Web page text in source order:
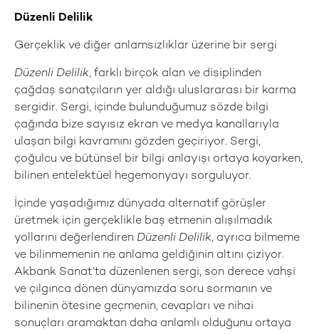
Düzenli Delilik
Gerçeklik ve diğer anlamsızlıklar üzerine bir sergi
Düzenli Delilik, farklı birçok alan ve disiplinden
çağdaş sanatçıların yer aldığı uluslararası bir karma
sergidir. Sergi, içinde bulunduğumuz sözde bilgi
çağında bize sayısız ekran ve medya kanallarıyla
ulaşan bilgi kavramını gözden geçiriyor. Sergi,
çoğulcu ve bütünsel bir bilgi anlayışı ortaya koyarken,
bilinen entelektüel hegemonyayı sorguluyor.
İçinde yaşadığımız dünyada alternatif görüşler
üretmek için gerçeklikle baş etmenin alışılmadık
yollarını değerlendiren Düzenli Delilik, ayrıca bilmeme
ve bilinmemenin ne anlama geldiğinin altını çiziyor.
Akbank Sanat’ta düzenlenen sergi, son derece vahşi
ve çılgınca dönen dünyamızda soru sormanın ve
bilinenin ötesine geçmenin, cevapları ve nihai
sonuçları aramaktan daha anlamlı olduğunu ortaya